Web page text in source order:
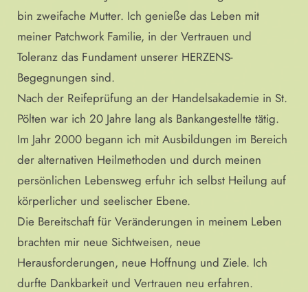
bin zweifache Mutter. Ich genieße das Leben mit
meiner Patchwork Familie, in der Vertrauen und
Toleranz das Fundament unserer HERZENS-
Begegnungen sind.
Nach der Reifeprüfung an der Handelsakademie in St.
Pölten war ich 20 Jahre lang als Bankangestellte tätig.
Im Jahr 2000 begann ich mit Ausbildungen im Bereich
der alternativen Heilmethoden und durch meinen
persönlichen Lebensweg erfuhr ich selbst Heilung auf
körperlicher und seelischer Ebene.
Die Bereitschaft für Veränderungen in meinem Leben
brachten mir neue Sichtweisen, neue
Herausforderungen, neue Hoffnung und Ziele. Ich
durfte Dankbarkeit und Vertrauen neu erfahren.